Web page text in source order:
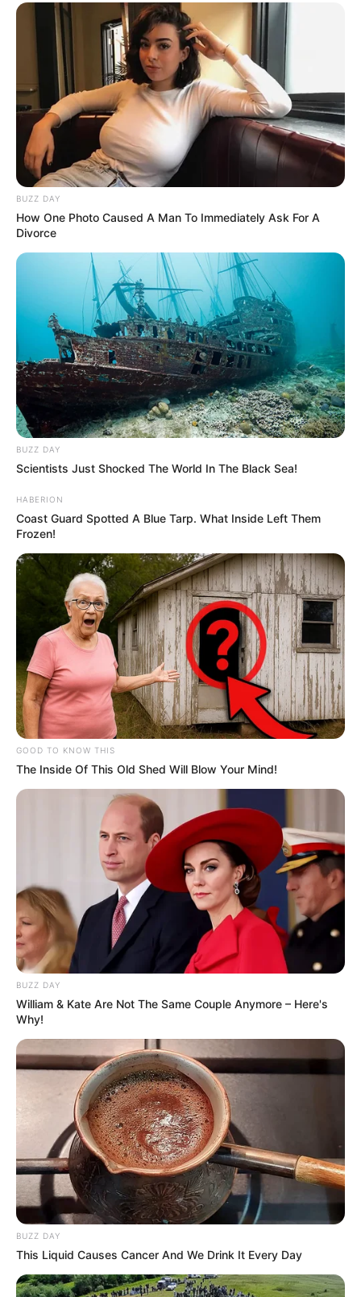
BUZZ DAY
How One Photo Caused A Man To Immediately Ask For A
Divorce
BUZZ DAY
Scientists Just Shocked The World In The Black Sea!
HABERION
Coast Guard Spotted A Blue Tarp. What Inside Left Them
Frozen!
GOOD TO KNOW THIS
The Inside Of This Old Shed Will Blow Your Mind!
BUZZ DAY
William & Kate Are Not The Same Couple Anymore – Here's
Why!
BUZZ DAY
This Liquid Causes Cancer And We Drink It Every Day